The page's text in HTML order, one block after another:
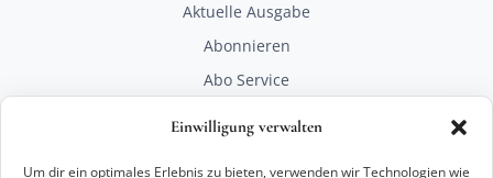
Einwilligung verwalten
Um dir ein optimales Erlebnis zu bieten, verwenden wir Technologien wie
Aktuelle Ausgabe
Abonnieren
Abo Service